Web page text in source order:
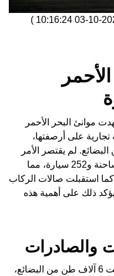
2025-10-
)
البحر الأحمر
حيث رست 14 سفينة تجارية على أرصفتها،
66 ألف طن من البضائع. لم يقتصر الأمر
على ذلك، بل تم تسجيل وصول 941 شاحنة و252 سيارة، مما
استقبلت صالات الركاب
ليؤكد ذلك على أهمية هذه
والصادرات
أما بالنسبة لحركة الواردات، فقد شملت 6 آلاف طن من البضائع،